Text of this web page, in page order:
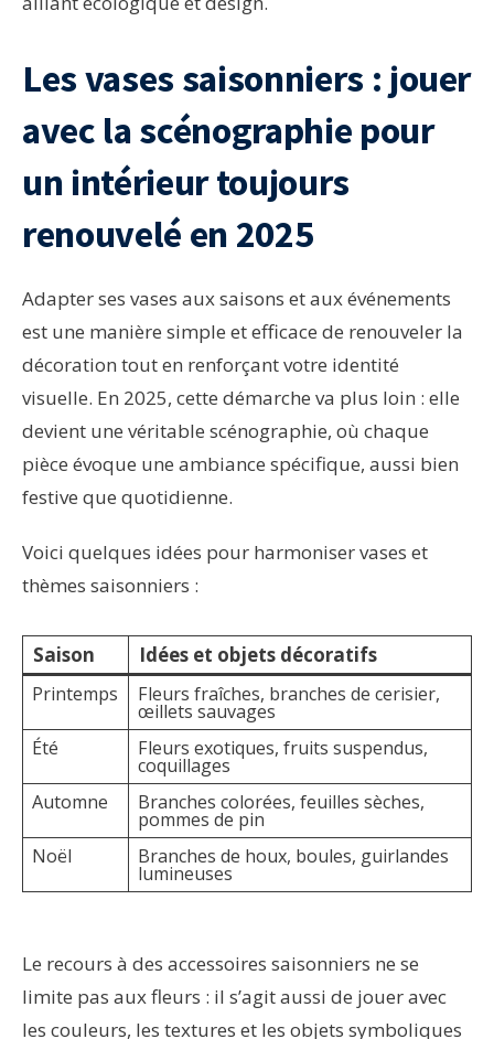
Les vases saisonniers : jouer
avec la scénographie pour
un intérieur toujours
renouvelé en 2025
Adapter ses vases aux saisons et aux événements
est une manière simple et efficace de renouveler la
décoration tout en renforçant votre identité
visuelle. En 2025, cette démarche va plus loin : elle
devient une véritable scénographie, où chaque
pièce évoque une ambiance spécifique, aussi bien
festive que quotidienne.
Voici quelques idées pour harmoniser vases et
thèmes saisonniers :
Saison Idées et objets décoratifs
Printemps Fleurs fraîches, branches de cerisier,
œillets sauvages
Été
Fleurs exotiques, fruits suspendus,
coquillages
Automne
Branches colorées, feuilles sèches,
pommes de pin
Noël
Branches de houx, boules, guirlandes
lumineuses
Le recours à des accessoires saisonniers ne se
limite pas aux fleurs : il s’agit aussi de jouer avec
les couleurs, les textures et les objets symboliques